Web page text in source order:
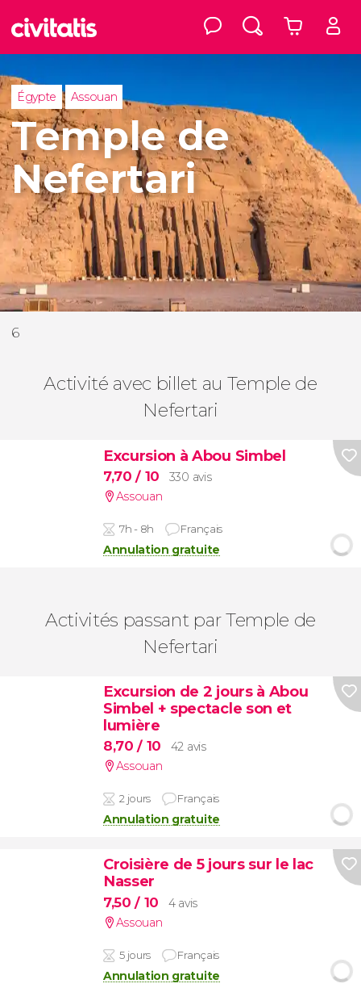
Égypte Assouan
Temple de
Nefertari
6
Activité avec billet au Temple de
Nefertari
Excursion à Abou Simbel
7,70/ 10
330 avis
Assouan
7h - 8h Français
Annulation gratuite
Activités passant par Temple de
Nefertari
Excursion de 2 jours à Abou
Simbel + spectacle son et
lumière
8,70/ 10
42 avis
Assouan
2 jours Français
Annulation gratuite
Croisière de 5 jours sur le lac
Nasser
7,50/ 10
4 avis
Assouan
5 jours Français
Annulation gratuite